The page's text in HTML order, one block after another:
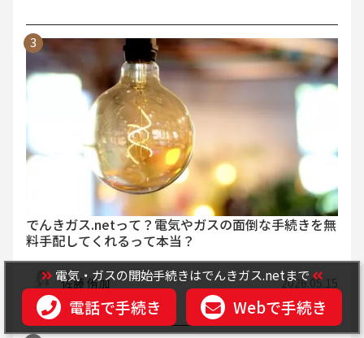
でんきガス.netって？電気やガスの面倒な手続きを無
料手配してくれるって本当？
佐藤 侑加 2026.05.15
電気・ガスの開始手続きはでんきガス.netまで
電話で手続き Webで手続き